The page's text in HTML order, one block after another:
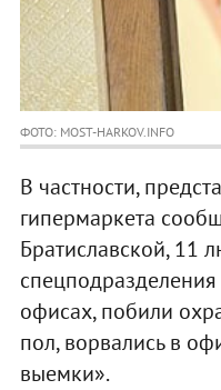
ФОТО: MOST-HARKOV.INFO
В частности,
гипермаркета
Братиславской, 11
офисах, побили
пол, ворвались в
выемки».